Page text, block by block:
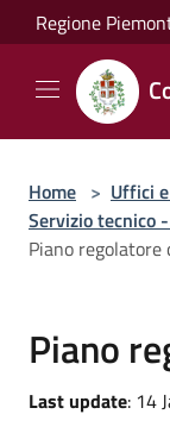
Salta al contenuto
Regione
Home > Uffici
Servizio tecnico
Piano regolatore
Piano
Last update: 14